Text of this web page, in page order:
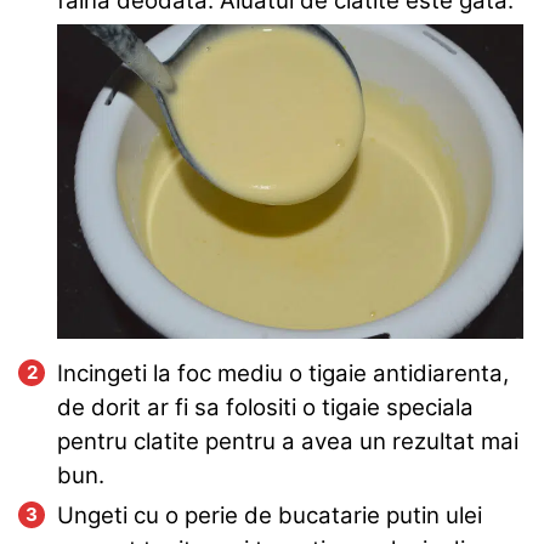
Incingeti la foc mediu o tigaie antidiarenta,
de dorit ar fi sa folositi o tigaie speciala
pentru clatite pentru a avea un rezultat mai
bun.
Ungeti cu o perie de bucatarie putin ulei